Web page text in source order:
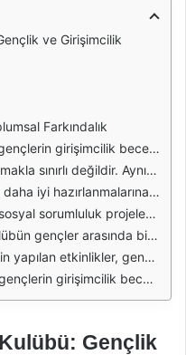
ve Girişimcilik
Farkındalık
liderlik yeteneklerini geliştirmelerine yardımcı olur. Kulüp, gençlerin girişimci ruhunu beslemek için çalışarak, onlara ilham vermeyi hedefler.
gelir. Ankara Maltepe Leo Kulübü, üyelerine bu konularda rehberlik ederek, onları girişimci birer birey haline getirmeyi amaçlar.
hazırlama, finans yönetimi ve pazarlama gibi konularda bilgi aktarır. Bu tür eğitimler, gençlerin girişimcilik alanında daha donanımlı olmalarını sağlar.
organize ederler. Bu projeler, gençlerin sosyal girişimcilik becerilerini geliştirmelerine ve topluma fayda sağlamalarına olanak tanır.
geliştirme fırsatı bulurlar. Bu sayede, gençler hem sosyal becerilerini geliştirir hem de güçlü bir network ağı oluştururlar.
destekleyerek, onlara gerekli kaynakları sağlar. Böylece, gençler kendi projelerini hayata geçirmek için cesaret bulurlar.
anlamda büyümelerine katkıda bulunarak, onların gelecekte başarılı girişimciler olmalarını sağlamayı hedefler.
Gençlik